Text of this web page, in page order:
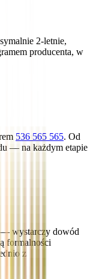
2-letnie,
producenta, w
536 565 565. Od
— na każdym etapie
wystarczy dowód
formalności
z